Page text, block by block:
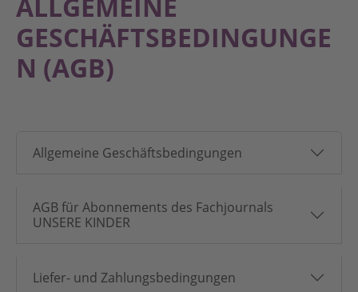
GESCHÄFTSBEDINGUNGE
N (AGB)
Allgemeine Geschäftsbedingungen
AGB für Abonnements des Fachjournals
UNSERE KINDER
Liefer- und Zahlungsbedingungen